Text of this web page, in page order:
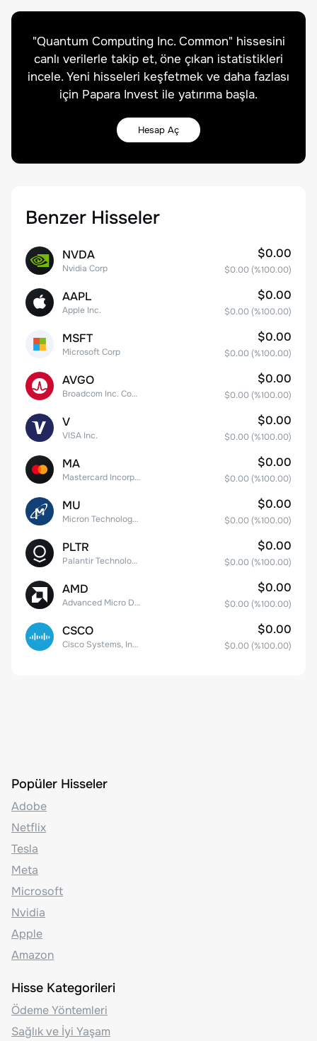
"Quantum Computing Inc. Common" hissesini
canlı verilerle takip et, öne çıkan istatistikleri
incele. Yeni hisseleri keşfetmek ve daha fazlası
için Papara Invest ile yatırıma başla.
Hesap Aç
Benzer Hisseler
NVDA
Nvidia Corp
$0.00
$0.00 (%100.00)
AAPL
Apple Inc.
$0.00
$0.00 (%100.00)
MSFT
Microsoft Corp
$0.00
$0.00 (%100.00)
AVGO
Broadcom Inc. Common Stock
$0.00
$0.00 (%100.00)
V
VISA Inc.
$0.00
$0.00 (%100.00)
MA
Mastercard Incorporated
$0.00
$0.00 (%100.00)
MU
Micron Technology, Inc.
$0.00
$0.00 (%100.00)
PLTR
Palantir Technologies Inc. Class A Common Stock
$0.00
$0.00 (%100.00)
AMD
Advanced Micro Devices
$0.00
$0.00 (%100.00)
CSCO
Cisco Systems, Inc. Common Stock (DE)
$0.00
$0.00 (%100.00)
Popüler Hisseler
Adobe
Netflix
Tesla
Meta
Microsoft
Nvidia
Apple
Amazon
Hisse Kategorileri
Ödeme Yöntemleri
Sağlık ve İyi Yaşam